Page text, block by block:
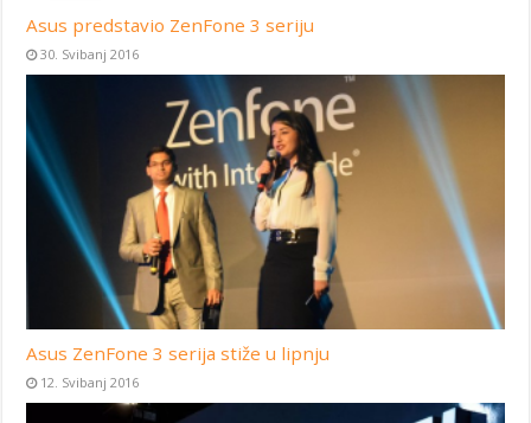
Asus predstavio ZenFone 3 seriju
30. Svibanj 2016
Asus ZenFone 3 serija stiže u lipnju
12. Svibanj 2016